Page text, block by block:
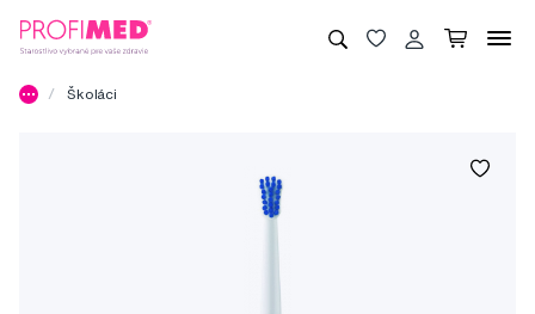
Školáci